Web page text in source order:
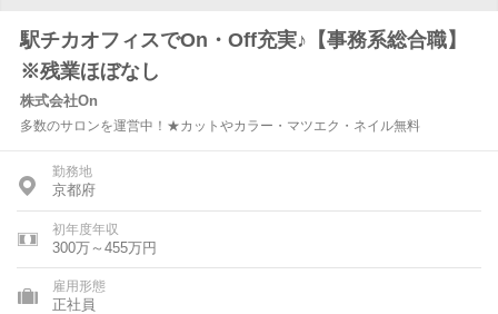
駅チカオフィスでOn・Off充実♪【事務系総合職】
※残業ほぼなし
株式会社On
多数のサロンを運営中！★カットやカラー・マツエク・ネイル無料
勤務地
京都府
初年度年収
300万～455万円
雇用形態
正社員